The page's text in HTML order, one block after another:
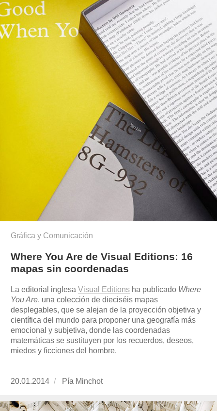
Gráfica y Comunicación
Where You Are de Visual Editions: 16
mapas sin coordenadas
La editorial inglesaVisual Editions ha publicado Where
You Are, una colección de dieciséis mapas
desplegables, que se alejan de la proyección objetiva y
científica del mundo para proponer una geografía más
emocional y subjetiva, donde las coordenadas
matemáticas se sustituyen por los recuerdos, deseos,
miedos y ficciones del hombre.
Publicado
20.01.2014 https://www.experimenta.es/author/pia/
Pía Minchot